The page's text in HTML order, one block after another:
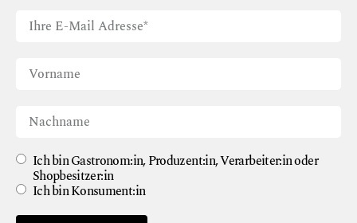
Ich bin Gastronom:in, Produzent:in, Verarbeiter:in oder
Shopbesitzer:in
Ich bin Konsument:in